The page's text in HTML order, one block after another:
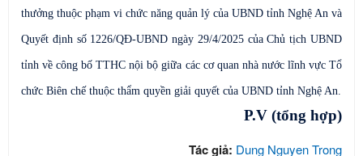
thưởng thuộc phạm vi chức năng quản lý của UBND tỉnh Nghệ An và
Quyết định số 1226/QĐ-UBND ngày 29/4/2025 củaChủ tịchUBND
tỉnh về công bố TTHC nội bộ giữa các cơ quan nhà nước lĩnh vực Tổ
chức Biên chế thuộc thẩm quyền giải quyết của UBND tỉnh Nghệ An.
P.V (tổng hợp)
Tác giả: Dung Nguyen Trong